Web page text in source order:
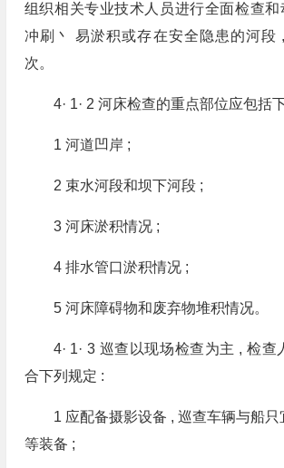
组织相关专业技术人员进行全面检查和
冲刷丶 易淤积或存在安全隐患的河段
次。
4· 1· 2 河床检查的重点部位应包括
1 河道凹岸 ;
2 束水河段和坝下河段 ;
3 河床淤积情况 ;
4 排水管口淤积情况 ;
5 河床障碍物和废弃物堆积情况。
4· 1· 3 巡查以现场检查为主 , 检
合下列规定 :
1 应配备摄影设备 , 巡查车辆与船
等装备 ;